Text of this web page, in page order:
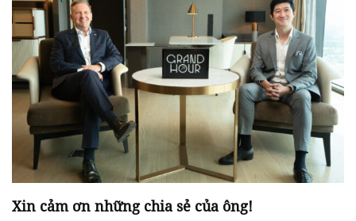
Xin cảm ơn những chia sẻ của ông!